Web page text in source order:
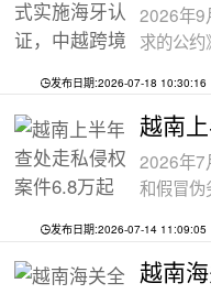
2026年9
求的公
发布日期:2026-07-18 10:30:16
2026年7
和假冒伪
发布日期:2026-07-14 11:09:05